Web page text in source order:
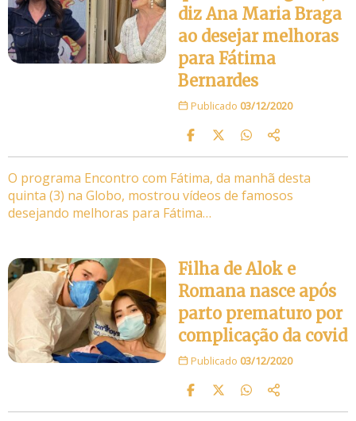
diz Ana Maria Braga
ao desejar melhoras
para Fátima
Bernardes
Publicado 03/12/2020
O programa Encontro com Fátima, da manhã desta
quinta (3) na Globo, mostrou vídeos de famosos
desejando melhoras para Fátima…
Filha de Alok e
Romana nasce após
parto prematuro por
complicação da covid
Publicado 03/12/2020